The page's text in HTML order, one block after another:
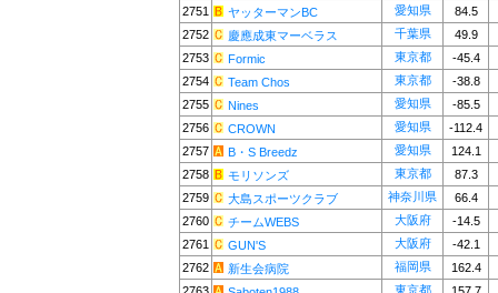
2751
ヤッターマンBC 愛知県
84.5
2752
慶應成東マーベラス 千葉県
49.9
2753
Formic 東京都
-45.4
2754
Team Chos 東京都
-38.8
2755
Nines 愛知県
-85.5
2756
CROWN 愛知県
-112.4
2757
B・S Breedz 愛知県
124.1
2758
モリソンズ 東京都
87.3
2759
大島スポーツクラブ 神奈川県
66.4
2760
チームWEBS 大阪府
-14.5
2761
GUN'S 大阪府
-42.1
2762
新生会病院 福岡県
162.4
東京都